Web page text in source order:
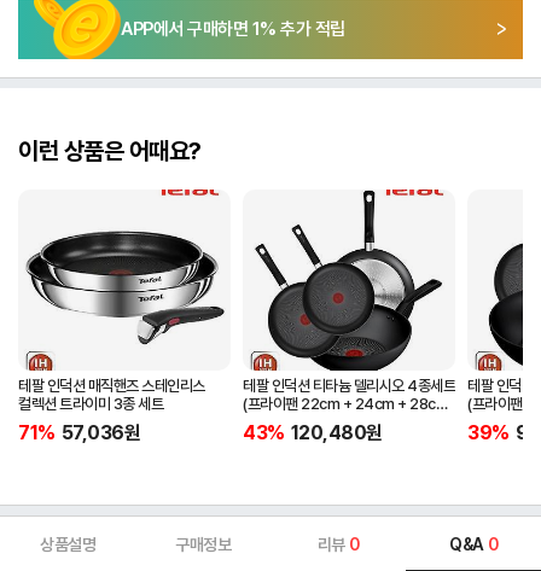
APP에서 구매하면 1% 추가 적립
이런 상품은 어때요?
테팔 인덕션 매직핸즈 스테인리스
컬렉션 트라이미 3종 세트
71% 57,036원
테팔 인덕션 티타늄 델리시오 4종세트
(프라이팬 22cm + 24cm + 28cm
+ 볶음팬 28cm)
43% 120,480원
테팔 인덕션
(프라이팬
28cm)
39%
상품설명 구매정보 리뷰 0 Q&A 0